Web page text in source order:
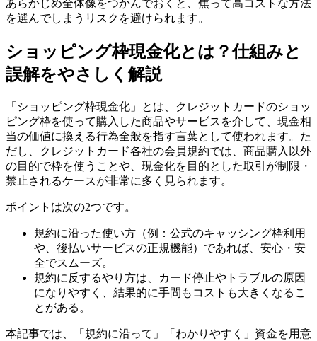
あらかじめ全体像をつかんでおくと、焦って高コストな方法
を選んでしまうリスクを避けられます。
ショッピング枠現金化とは？仕組みと
誤解をやさしく解説
「ショッピング枠現金化」とは、クレジットカードのショッ
ピング枠を使って購入した商品やサービスを介して、現金相
当の価値に換える行為全般を指す言葉として使われます。た
だし、クレジットカード各社の会員規約では、商品購入以外
の目的で枠を使うことや、現金化を目的とした取引が制限・
禁止されるケースが非常に多く見られます。
ポイントは次の2つです。
規約に沿った使い方（例：公式のキャッシング枠利用
や、後払いサービスの正規機能）であれば、安心・安
全でスムーズ。
規約に反するやり方は、カード停止やトラブルの原因
になりやすく、結果的に手間もコストも大きくなるこ
とがある。
本記事では、「規約に沿って」「わかりやすく」資金を用意